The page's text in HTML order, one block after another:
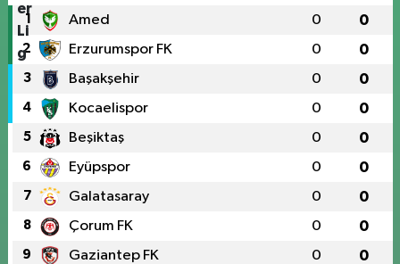
1 Amed 0 0
2 Erzurumspor FK 0 0
3 Başakşehir 0 0
4 Kocaelispor 0 0
5 Beşiktaş 0 0
6 Eyüpspor 0 0
7 Galatasaray 0 0
8 Çorum FK 0 0
9 Gaziantep FK 0 0